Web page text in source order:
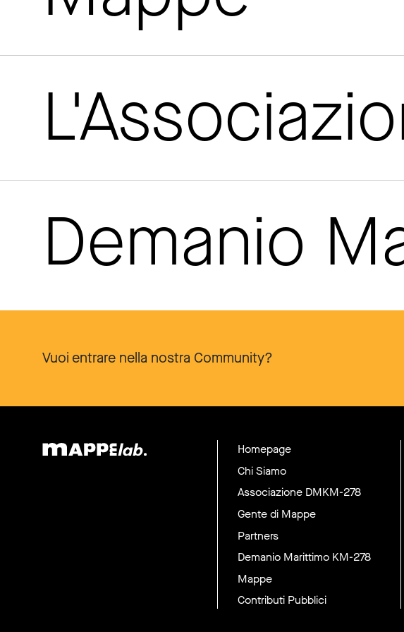
Demanio
Vuoi entrare nella nostra Community?
Homepage
Chi Siamo
Associazione DMKM-278
Gente di Mappe
Partners
Demanio Marittimo KM-278
Mappe
Contributi Pubblici